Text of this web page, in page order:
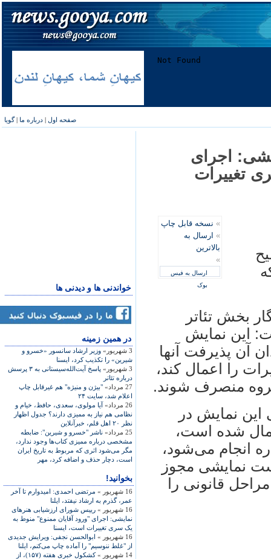
صفحه اول | درباره ما |گویا
خواندنی ها و دیدنی ها
در همين زمينه
3 شهریور»
وزير ارشاد سانسور «خسرو و
شيرين» را تکذیب کرد، ایسنا
3 شهریور»
پاسخ آیت‌الله‌سیستانی به ۳ پرسش
درباره تئاتر
27 مرداد»
"بيژن و منيژه" هم غيرقابل چاپ
اعلام شد، سايت ۲۴
26 مرداد»
آيا مولوی، سعدی، حافظ، خيام و
نظامی هم نياز به مميزی دارند؟ جدول اظهار
نظر ۲۰ اهل قلم، خبرآنلاين
25 مرداد»
ناشر "خسرو و شيرين": ضابطه
مشخصی درباره مميزی کتاب‌ها وجود ندارد،
مگر می‌شود اثری که مربوط به تاريخ ايران
است، دچار حذف و اضافه کرد، مهر
بخوانید!
16 شهریور »
مرتضی احمدی: اميدوارم تا آخر
عمر، گذرم به ارشاد نيفتد، ايلنا
16 شهریور »
رييس شورای ارزشيابی هنرهای
نمايشی: اجرای "ورود آقايان ممنوع" منوط به
يک سری تغييرات است، ايسنا
16 شهریور »
ابوالحسن نجفی: ويرايش جديدی
از "غلط ننوسيم" را آماده‌ چاپ می‌کنم، ايلنا
14 شهریور »
کشکول خبری هفته (۱۵۷)، از
اجرای
تغييرات
» نسخه قابل چاپ
» ارسال به
بالاترین
»
ارسال به فیس
بوک
بخش تئاتر
اين نمايش
آن پذيرفت آنها
را اعمال کند،
منصرف شوند.
اين نمايش در
شده است،‌
انجام می‌شود،
نمايشی مجوز
قانونی را